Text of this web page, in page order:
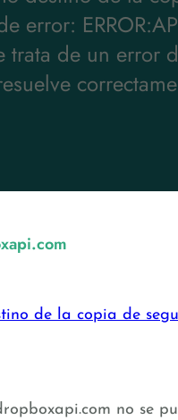
error:
trata de un
de la copia de
no se